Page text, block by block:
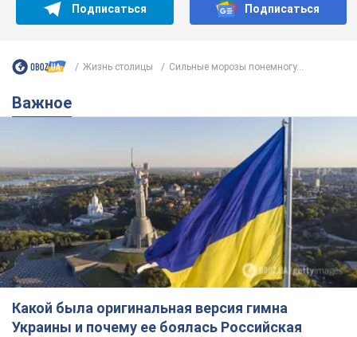
Подписаться Подписаться
Жизнь столицы Сильные морозы понемногу...
Важное
Какой была оригинальная версия гимна
Украины и почему ее боялась Российская